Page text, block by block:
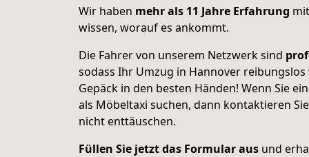
Wir haben mehr als 11 Jahre Erfahrung
wissen, worauf es ankommt.
Die Fahrer von unserem Netzwerk sind
sodass Ihr Umzug in Hannover
Gepäck in den besten Händen! Wenn Sie
als Möbeltaxi suchen, dann kontaktieren
nicht enttäuschen.
Füllen Sie jetzt das Formular aus und